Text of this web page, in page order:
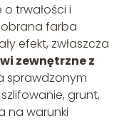
trwałości i
farba
efekt, zwłaszcza
zewnętrzne z
sprawdzonym
grunt,
na warunki